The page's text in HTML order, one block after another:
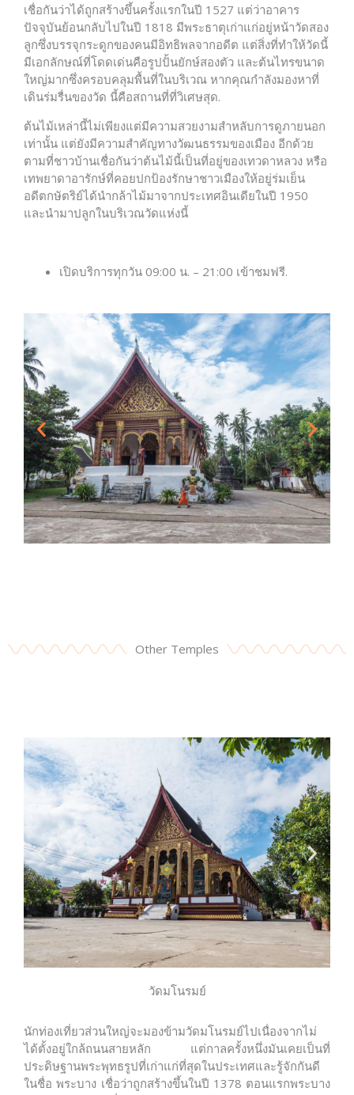
เชื่อกันว่าได้ถูกสร้างขึ้นครั้งแรกในปี 1527 แต่ว่าอาคาร
ปัจจุบันย้อนกลับไปในปี 1818 มีพระธาตุเก่าแก่อยู่หน้าวัดสอง
ลูกซึ่งบรรจุกระดูกของคนมีอิทธิพลจากอดีต แต่สิ่งที่ทำให้วัดนี้
มีเอกลักษณ์ที่โดดเด่นคือรูปปั้นยักษ์สองตัว และต้นไทรขนาด
ใหญ่มากซึ่งครอบคลุมพื้นที่ในบริเวณ หากคุณกำลังมองหาที่
เดินร่มรื่นของวัด นี้คือสถานที่ที่วิเศษสุด.
ต้นไม้เหล่านี้ไม่เพียงแต่มีความสวยงามสำหลับการดูภายนอก
เท่านั้น แต่ยังมีความสำคัญทางวัฒนธรรมของเมือง อีกด้วย
ตามที่ชาวบ้านเชื่อกันว่าต้นไม้นี้เป็นที่อยู่ของเทวดาหลวง หรือ
เทพยาดาอารักษ์ที่คอยปกป้องรักษาชาวเมืองให้อยู่ร่มเย็น
อดีตกษัตริย์ได้นำกล้าไม้มาจากประเทศอินเดียในปี 1950
และนำมาปลูกในบริเวณวัดแห่งนี้
เปิดบริการทุกวัน 09:00 น. – 21:00 เข้าชมฟรี.
Other Temples
วัดมโนรมย์
นักท่องเที่ยวส่วนใหญ่จะมองข้ามวัดมโนรมย์ไปเนื่องจากไม่
ได้ตั้งอยู่ใกล้ถนนสายหลัก แต่กาลครั้งหนึ่งมันเคยเป็นที่
ประดิษฐานพระพุทธรูปที่เก่าแก่ที่สุดในประเทศและรู้จักกันดี
ในชื่อ พระบาง เชื่อว่าถูกสร้างขึ้นในปี 1378 ตอนแรกพระบาง